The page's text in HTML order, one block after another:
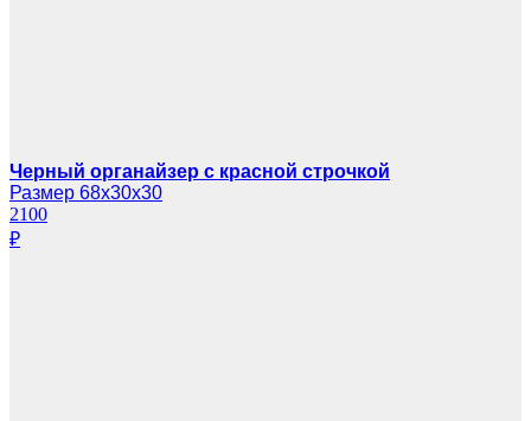
Черный органайзер с красной строчкой
Размер 68х30х30
2100
₽